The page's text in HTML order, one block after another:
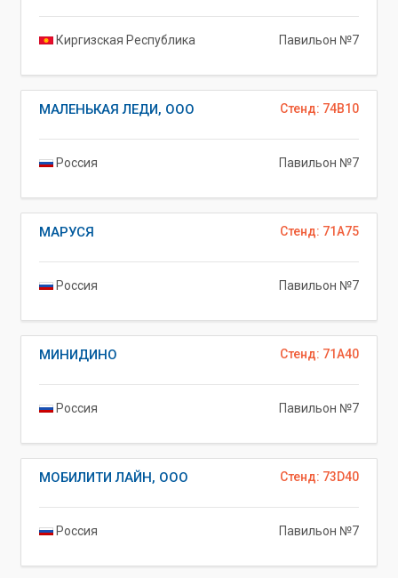
Киргизская Республика Павильон №7
Стенд: 74B10
МАЛЕНЬКАЯ ЛЕДИ, ООО
Россия Павильон №7
Стенд: 71A75
МАРУСЯ
Россия Павильон №7
Стенд: 71A40
МИНИДИНО
Россия Павильон №7
Стенд: 73D40
МОБИЛИТИ ЛАЙН, ООО
Россия Павильон №7